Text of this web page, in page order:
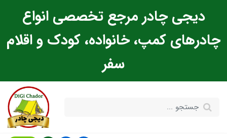
دیجی چادر مرجع تخصصی انواع
چادرهای کمپ، خانواده، کودک و اقلام
سفر